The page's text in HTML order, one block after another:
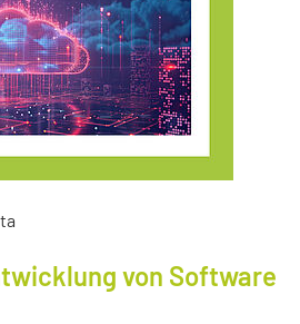
von Software